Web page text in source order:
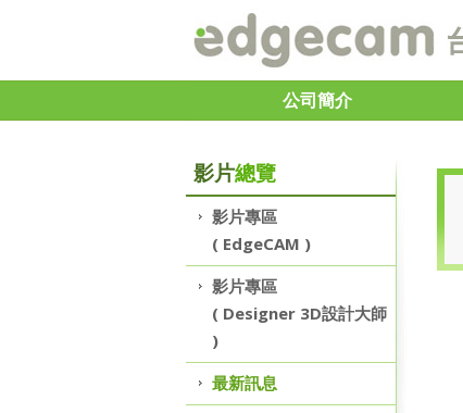
公司簡介
影片總覽
影片專區
( EdgeCAM )
影片專區
( Designer 3D設計大師
)
最新訊息